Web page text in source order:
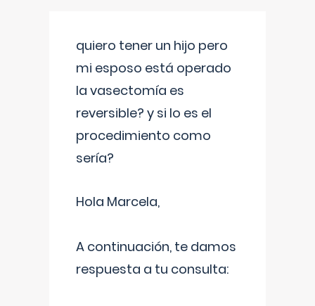
quiero tener un hijo pero
mi esposo está operado
la vasectomía es
reversible? y si lo es el
procedimiento como
sería?
Hola Marcela,
A continuación, te damos
respuesta a tu consulta: